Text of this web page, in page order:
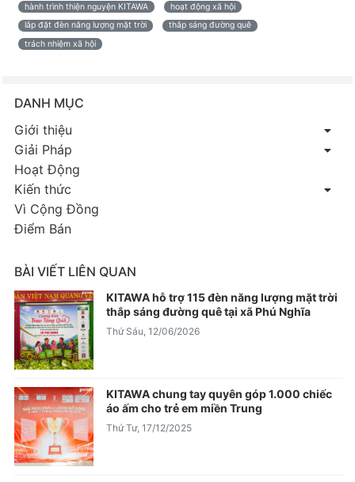
hành trình thiện nguyện KITAWA
hoạt động xã hội
lắp đặt đèn năng lượng mặt trời
thắp sáng đường quê
trách nhiệm xã hội
DANH MỤC
Giới thiệu
Giải Pháp
Hoạt Động
Kiến thức
Vì Cộng Đồng
Điểm Bán
BÀI VIẾT LIÊN QUAN
KITAWA hỗ trợ 115 đèn năng lượng mặt trời
thắp sáng đường quê tại xã Phú Nghĩa
Thứ Sáu, 12/06/2026
KITAWA chung tay quyên góp 1.000 chiếc
áo ấm cho trẻ em miền Trung
Thứ Tư, 17/12/2025